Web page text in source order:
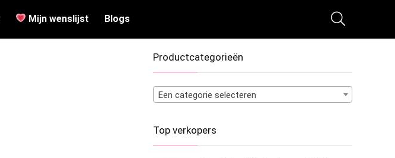
Mijn wenslijst Blogs
Productcategorieën
Een categorie selecteren
Top verkopers